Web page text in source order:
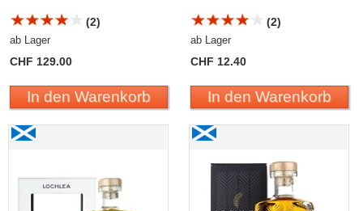
(2)
ab Lager
CHF 129.00
In den Warenkorb
(2)
ab Lager
CHF 12.40
In den Warenkorb
Lochlea 7 Years Old 2018/2025 Single Malt Scotch
Lochlea Cask Strength
Malt Scotch Whisky